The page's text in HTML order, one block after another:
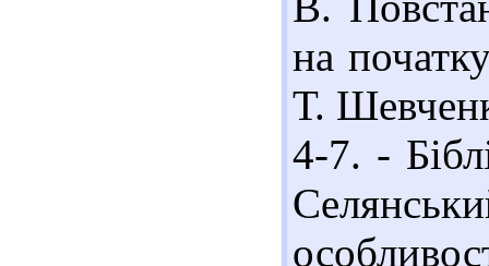
на
Т.
4-7. -